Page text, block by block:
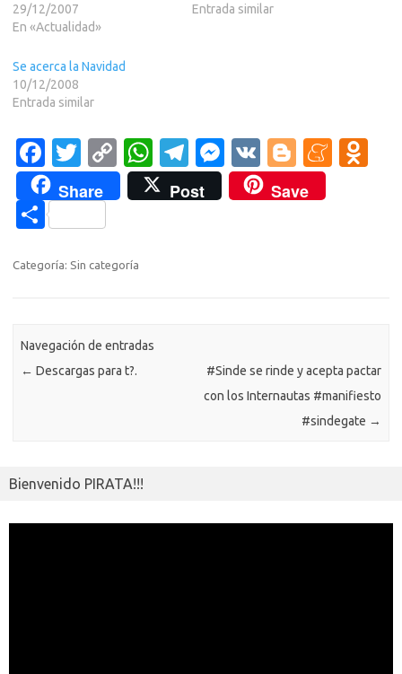
preguntas por mi, depotrican
con toda su artilleria...
pasado les jodi alguno de
sus turbios negocios en la
Red- , ha ideado otra forma
29/12/2007
En «Actualidad»
pero hay algunos sitios como
Entrada similar
Se acerca la Navidad
10/12/2008
Entrada similar
Fa
c
e
b
o
T
w
it
te
r
C
o
p
Li
W
h
at
T
el
e
M
es
se
V
K
Bl
o
g
M
i
Share Post Save
C
m
ti
Categoría: Sin categoría
Navegación de entradas
← Descargas para t?.
#Sinde se rinde y acepta pactar
con los Internautas #manifiesto
#sindegate →
Bienvenido PIRATA!!!